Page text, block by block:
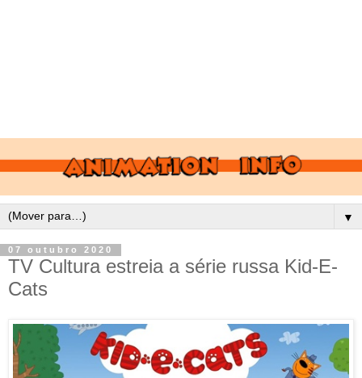
▼
07 outubro 2020
TV Cultura estreia a série russa Kid-E-
Cats